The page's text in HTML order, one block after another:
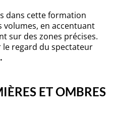
dans cette formation
en accentuant
sur des zones précises.
le regard du spectateur
ET OMBRES